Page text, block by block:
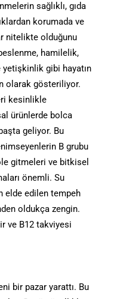
sağlıklı, gıda
korumada ve
nitelikte olduğunu
hamilelik,
gibi hayatın
olarak gösteriliyor.
kesinlikle
ürünlerde bolca
geliyor. Bu
B grubu
gitmeleri ve bitkisel
önemli. Su
elde edilen tempeh
oldukça zengin.
ve B12 takviyesi
bir pazar yarattı. Bu